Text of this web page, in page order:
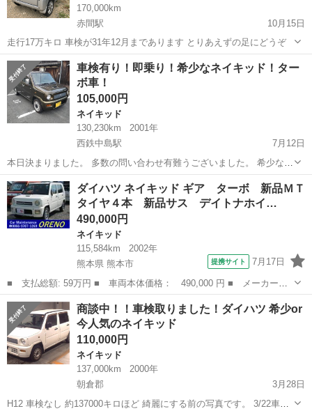
170,000km
赤間駅
10月15日
走行17万キロ 車検が31年12月まであります とりあえずの足にどうぞ
福岡 宗像市 赤間駅 ネイキッド
車検有り！即乗り！希少なネイキッド！ター
ボ車！
105,000円
ネイキッド
130,230km
2001年
西鉄中島駅
7月12日
本日決まりました。 多数の問い合わせ有難うございました。 希少なタ
ーボ車、4ＡＴ! Ｇグレード！ 即乗れます！ 走る曲がる止まるの動作
正常！ 当然ですがエアコンも寒いくらい効きます！ 車検令和２年9月
ま...
福岡 柳川市 西鉄中島駅 ネイキッド 有り
ダイハツ ネイキッド ギア ターボ 新品ＭＴ
タイヤ４本 新品サス デイトナホイ…
490,000円
ネイキッド
115,584km
2002年
熊本県 熊本市
提携サイト 7月17日
■ 支払総額: 59万円 ■ 車両本体価格： 490,000 円 ■ メーカー
名： ダイハツ ■ 車種名： ネイキッド ■ グレード名： ギア
ターボ 新品ＭＴタイヤ４本 新品サス デイトナホイール コラム
オートマ エアコ...
熊本 熊本市 ネイキッド
商談中！！車検取りました！ダイハツ 希少or
今人気のネイキッド
110,000円
ネイキッド
137,000km
2000年
朝倉郡
3月28日
H12 車検なし 約137000キロほど 綺麗にする前の写真です。 3/22車検